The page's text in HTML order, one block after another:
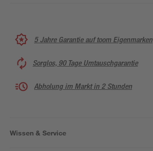
5 Jahre Garantie auf toom Eigenmarken
Sorglos, 90 Tage Umtauschgarantie
Abholung im Markt in 2 Stunden
Wissen & Service